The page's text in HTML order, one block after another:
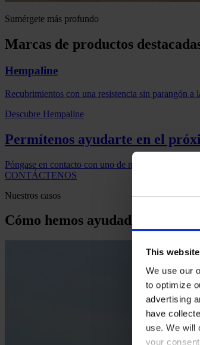
This
We use our
to optimize
advertising
have
use. We will
your
Sumérgete más profundo
Marcas de productos
Hempaline
Recubrimientos con una resistencia sin parangón
Descubre Hempaline
Permítenos ayudarte en el
Póngase en contacto con uno de nuestros expertos
CONTÁCTENOS
Nuestros casos
Cómo hemos ayudado a